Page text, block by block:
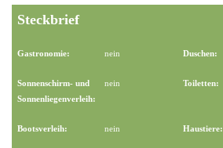
Steckbrief
Gastronomie: nein Duschen:
Sonnenschirm- und
Sonnenliegenverleih:
nein Toiletten:
Bootsverleih: nein Haustiere: